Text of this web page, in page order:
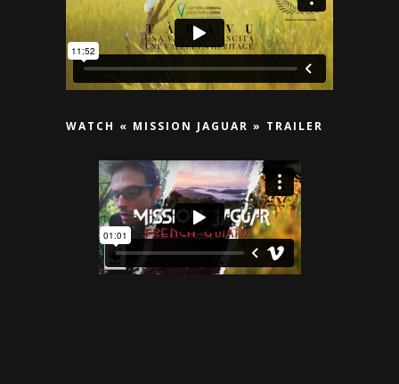
WATCH « MISSION JAGUAR » TRAILER